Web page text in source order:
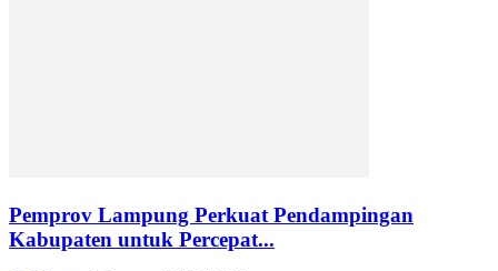
Pemprov Lampung Perkuat Pendampingan
Kabupaten untuk Percepat...